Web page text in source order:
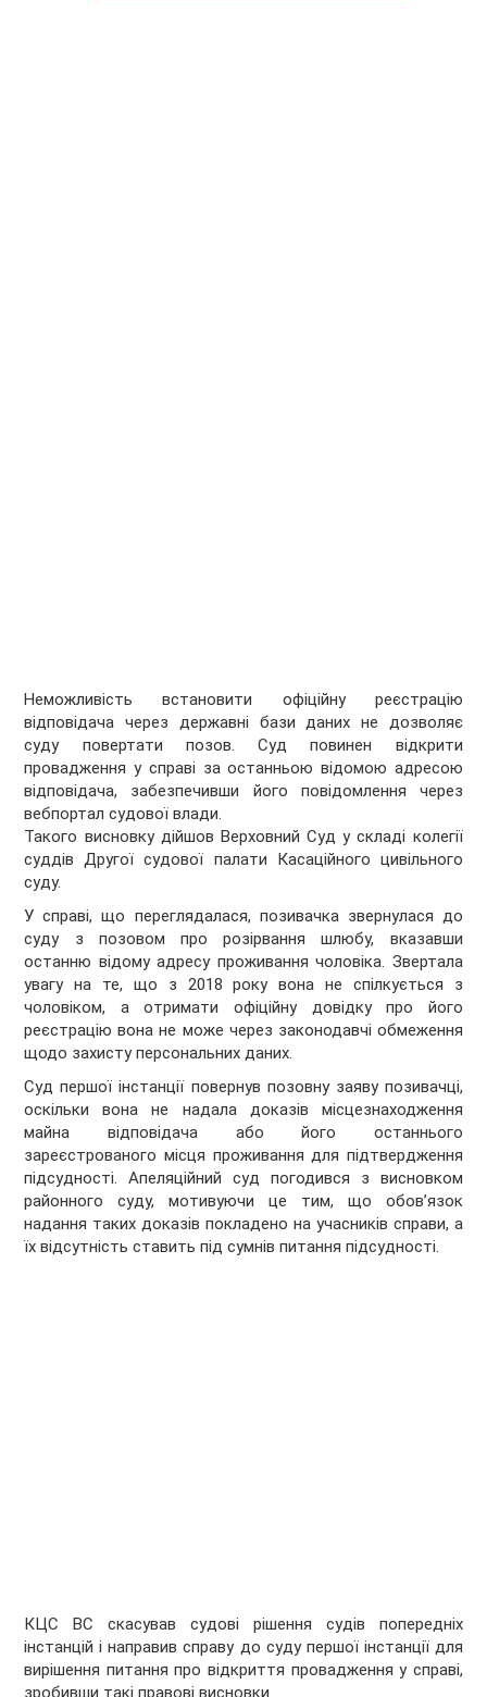
Неможливість встановити офіційну реєстрацію
відповідача через державні бази даних не дозволяє
суду повертати позов. Суд повинен відкрити
провадження у справі за останньою відомою адресою
відповідача, забезпечивши його повідомлення через
вебпортал судової влади.
Такого висновку дійшов Верховний Суд у складі колегії
суддів Другої судової палати Касаційного цивільного
суду.
У справі, що переглядалася, позивачка звернулася до
суду з позовом про розірвання шлюбу, вказавши
останню відому адресу проживання чоловіка. Звертала
увагу на те, що з 2018 року вона не спілкується з
чоловіком, а отримати офіційну довідку про його
реєстрацію вона не може через законодавчі обмеження
щодо захисту персональних даних.
Суд першої інстанції повернув позовну заяву позивачці,
оскільки вона не надала доказів місцезнаходження
майна відповідача або його останнього
зареєстрованого місця проживання для підтвердження
підсудності. Апеляційний суд погодився з висновком
районного суду, мотивуючи це тим, що обов’язок
надання таких доказів покладено на учасників справи, а
їх відсутність ставить під сумнів питання підсудності.
КЦС ВС скасував судові рішення судів попередніх
інстанцій і направив справу до суду першої інстанції для
вирішення питання про відкриття провадження у справі,
зробивши такі правові висновки.